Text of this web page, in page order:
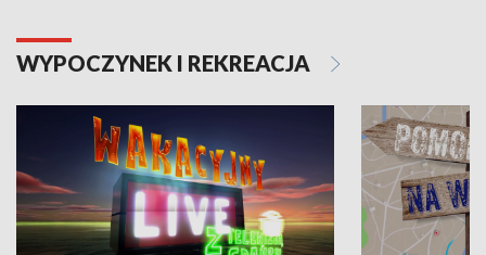
WYPOCZYNEK I REKREACJA